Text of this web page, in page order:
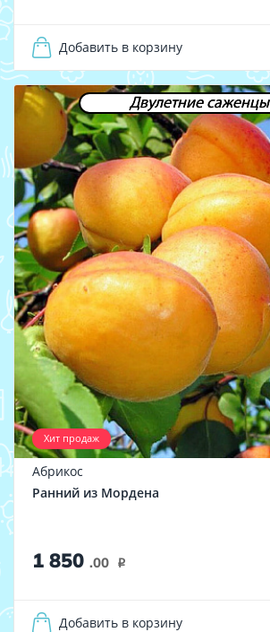
Добавить в корзину
Двулетние саженцы
Хит продаж
Абрикос
Ранний из Мордена
1 850 .00 i
Добавить в корзину